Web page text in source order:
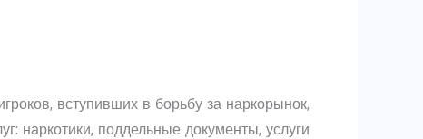
вступивших в борьбу за наркорынок,
наркотики, поддельные документы, услуги